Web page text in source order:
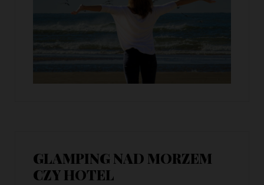
GLAMPING NAD MORZEM
CZY HOTEL